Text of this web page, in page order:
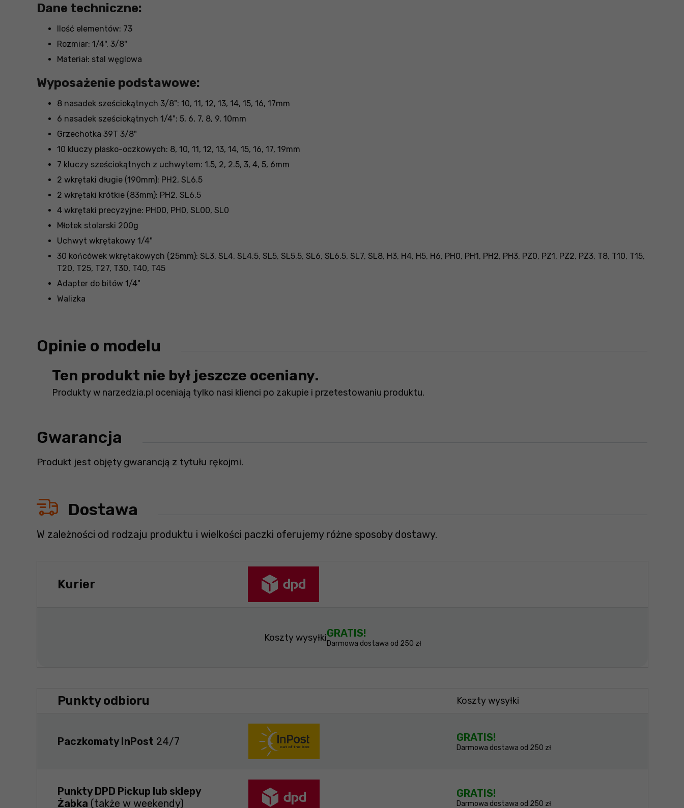
Dane techniczne:
Ilość elementów: 73
Rozmiar: 1/4", 3/8"
Materiał: stal węglowa
Wyposażenie podstawowe:
8 nasadek sześciokątnych 3/8": 10, 11, 12, 13, 14, 15, 16, 17mm
6 nasadek sześciokątnych 1/4": 5, 6, 7, 8, 9, 10mm
Grzechotka 39T 3/8"
10 kluczy płasko-oczkowych: 8, 10, 11, 12, 13, 14, 15, 16, 17, 19mm
7 kluczy sześciokątnych z uchwytem: 1.5, 2, 2.5, 3, 4, 5, 6mm
2 wkrętaki długie (190mm): PH2, SL6.5
2 wkrętaki krótkie (83mm): PH2, SL6.5
4 wkrętaki precyzyjne: PH00, PH0, SL00, SL0
Młotek stolarski 200g
Uchwyt wkrętakowy 1/4"
30 końcówek wkrętakowych (25mm): SL3, SL4, SL4.5, SL5, SL5.5, SL6, SL6.5, SL7, SL8, H3, H4, H5, H6, PH0, PH1, PH2, PH3, PZ0, PZ1, PZ2, PZ3, T8, T10, T15,
T20, T25, T27, T30, T40, T45
Adapter do bitów 1/4"
Walizka
Opinie o modelu
Ten produkt nie był jeszcze oceniany.
Produkty w narzedzia.pl oceniają tylko nasi klienci po zakupie i przetestowaniu produktu.
Gwarancja
Produkt jest objęty gwarancją z tytułu rękojmi.
Dostawa
W zależności od rodzaju produktu i wielkości paczki oferujemy różne sposoby dostawy.
Kurier
Koszty wysyłkiGRATIS!
Darmowa dostawa od 250 zł
Punkty odbioru Koszty wysyłki
Paczkomaty InPost 24/7 GRATIS!
Darmowa dostawa od 250 zł
Punkty DPD Pickup lub sklepy
Żabka (także w weekendy)
GRATIS!
Darmowa dostawa od 250 zł